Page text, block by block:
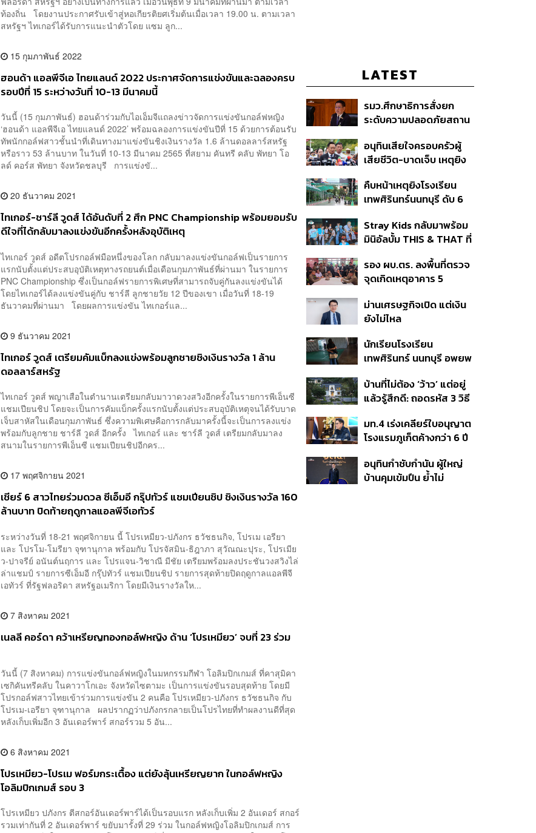
ท้องถิ่น โดยงานประกาศรับเข้าสู่หอเกียรติยศเริ่มต้นเมื่อเวลา 19.00 น. ตามเวลา
สหรัฐฯ ไทเกอร์ได้รับการแนะนำตัวโดย แซม ลูก...
15 กุมภาพันธ์ 2022
ฮอนด้า แอลพีจีเอ ไทยแลนด์ 2022 ประกาศจัดการแข่งขันและฉลองครบ
รอบปีที่ 15 ระหว่างวันที่ 10-13 มีนาคมนี้
วันนี้ (15 กุมภาพันธ์) ฮอนด้าร่วมกับไอเอ็มจีแถลงข่าวจัดการแข่งขันกอล์ฟหญิง
‘ฮอนด้า แอลพีจีเอ ไทยแลนด์ 2022’ พร้อมฉลองการแข่งขันปีที่ 15 ด้วยการต้อนรับ
ทัพนักกอล์ฟสาวชั้นนำที่เดินทางมาแข่งขันชิงเงินรางวัล 1.6 ล้านดอลลาร์สหรัฐ
หรือราว 53 ล้านบาท ในวันที่ 10-13 มีนาคม 2565 ที่สยาม คันทรี คลับ พัทยา โอ
ลด์ คอร์ส พัทยา จังหวัดชลบุรี การแข่งขั...
20 ธันวาคม 2021
ไทเกอร์-ชาร์ลี วูดส์ ได้อันดับที่ 2 ศึก PNC Championship พร้อมยอมรับ
ดีใจที่ได้กลับมาลงแข่งขันอีกครั้งหลังอุบัติเหตุ
ไทเกอร์ วูดส์ อดีตโปรกอล์ฟมือหนึ่งของโลก กลับมาลงแข่งขันกอล์ฟเป็นรายการ
แรกนับตั้งแต่ประสบอุบัติเหตุทางรถยนต์เมื่อเดือนกุมภาพันธ์ที่ผ่านมา ในรายการ
PNC Championship ซึ่งเป็นกอล์ฟรายการพิเศษที่สามารถจับคู่กันลงแข่งขันได้
โดยไทเกอร์ได้ลงแข่งขันคู่กับ ชาร์ลี ลูกชายวัย 12 ปีของเขา เมื่อวันที่ 18-19
ธันวาคมที่ผ่านมา โดยผลการแข่งขัน ไทเกอร์แล...
9 ธันวาคม 2021
ไทเกอร์ วูดส์ เตรียมคัมแบ็กลงแข่งพร้อมลูกชายชิงเงินรางวัล 1 ล้าน
ดอลลาร์สหรัฐ
ไทเกอร์ วูดส์ พญาเสือในตำนานเตรียมกลับมาวาดวงสวิงอีกครั้งในรายการพีเอ็นซี
แชมเปียนชิป โดยจะเป็นการคัมแบ็กครั้งแรกนับตั้งแต่ประสบอุบัติเหตุจนได้รับบาด
เจ็บสาหัสในเดือนกุมภาพันธ์ ซึ่งความพิเศษคือการกลับมาครั้งนี้จะเป็นการลงแข่ง
พร้อมกับลูกชาย ชาร์ลี วูดส์ อีกครั้ง ไทเกอร์ และ ชาร์ลี วูดส์ เตรียมกลับมาลง
สนามในรายการพีเอ็นซี แชมเปียนชิปอีกคร...
17 พฤศจิกายน 2021
เชียร์ 6 สาวไทยร่วมดวล ซีเอ็มอี กรุ๊ปทัวร์ แชมเปียนชิป ชิงเงินรางวัล 160
ล้านบาท ปิดท้ายฤดูกาลแอลพีจีเอทัวร์
ระหว่างวันที่ 18-21 พฤศจิกายน นี้ โปรเหมียว-ปภังกร ธวัชธนกิจ, โปรเม เอรียา
และ โปรโม-โมรียา จุฑานุกาล พร้อมกับ โปรจัสมิน-ธิฎาภา สุวัณณะปุระ, โปรเมีย
ว-ปาจรีย์ อนันต์นฤการ และ โปรแจน-วิชาณี มีชัย เตรียมพร้อมลงประชันวงสวิงไล่
ล่าแชมป์ รายการซีเอ็มอี กรุ๊ปทัวร์ แชมเปียนชิป รายการสุดท้ายปิดฤดูกาลแอลพีจี
เอทัวร์ ที่รัฐฟลอริดา สหรัฐอเมริกา โดยมีเงินรางวัลให...
7 สิงหาคม 2021
เนลลี คอร์ดา คว้าเหรียญทองกอล์ฟหญิง ด้าน ‘โปรเหมียว’ จบที่ 23 ร่วม
วันนี้ (7 สิงหาคม) การแข่งขันกอล์ฟหญิงในมหกรรมกีฬา โอลิมปิกเกมส์ ที่คาสุมิคา
เซกิคันทรีคลับ ในคาวาโกเอะ จังหวัดไซตามะ เป็นการแข่งขันรอบสุดท้าย โดยมี
โปรกอล์ฟสาวไทยเข้าร่วมการแข่งขัน 2 คนคือ โปรเหมียว-ปภังกร ธวัชธนกิจ กับ
โปรเม-เอรียา จุฑานุกาล ผลปรากฏว่าปภังกรกลายเป็นโปรไทยที่ทำผลงานดีที่สุด
หลังเก็บเพิ่มอีก 3 อันเดอร์พาร์ สกอร์รวม 5 อัน...
6 สิงหาคม 2021
โปรเหมียว-โปรเม ฟอร์มกระเตื้อง แต่ยังลุ้นเหรียญยาก ในกอล์ฟหญิง
โอลิมปิกเกมส์ รอบ 3
โปรเหมียว ปภังกร ตีสกอร์อันเดอร์พาร์ได้เป็นรอบแรก หลังเก็บเพิ่ม 2 อันเดอร์ สกอร์
รวมเท่ากันที่ 2 อันเดอร์พาร์ ขยับมารั้งที่ 29 ร่วม ในกอล์ฟหญิงโอลิมปิกเกมส์ การ
LATEST
รมว.ศึกษาธิการสั่งยก
ระดับความปลอดภัยสถาน
แชร์เพื่อระงับพฤติกรรม
เลียนแบบ หลังเหตุยิงใน
อนุทินเสียใจครอบครัวผู้
เสียชีวิต-บาดเจ็บ เหตุยิง
เดินหน้าแก้ กม.คุมอาวุธปืน
ชี้ผู้ปกครองต้องร่วมรับผิด
คืบหน้าเหตุยิงโรงเรียน
เทพศิรินทร์นนทบุรี ดับ 6
ขโมยปืนปู่ก่อเหตุ
Stray Kids กลับมาพร้อม
มินิอัลบั้ม THIS & THAT ที่
หลากหลายของวง
รอง ผบ.ตร. ลงพื้นที่ตรวจ
จุดเกิดเหตุอาคาร 5
ม่านเศรษฐกิจเปิด แต่เงิน
ยังไม่ไหล
นักเรียนโรงเรียน
เทพศิรินทร์ นนทบุรี อพยพ
ชั่วคราว หลังเหตุใช้อาวุธ
ปืนภายในโรงเรียน
บ้านที่ไม่ต้อง ‘ว้าว’ แต่อยู่
แล้วรู้สึกดี: ถอดรหัส 3 วิธี
Well-Being ในทุกวัน
มท.4 เร่งเคลียร์ใบอนุญาต
โรงแรมภูเก็ตค้างกว่า 6 ปี
โมเดลแก้ทั้งประเทศ
อนุทินกำชับกำนัน ผู้ใหญ่
บ้านคุมเข้มปืน ย้ำไม่